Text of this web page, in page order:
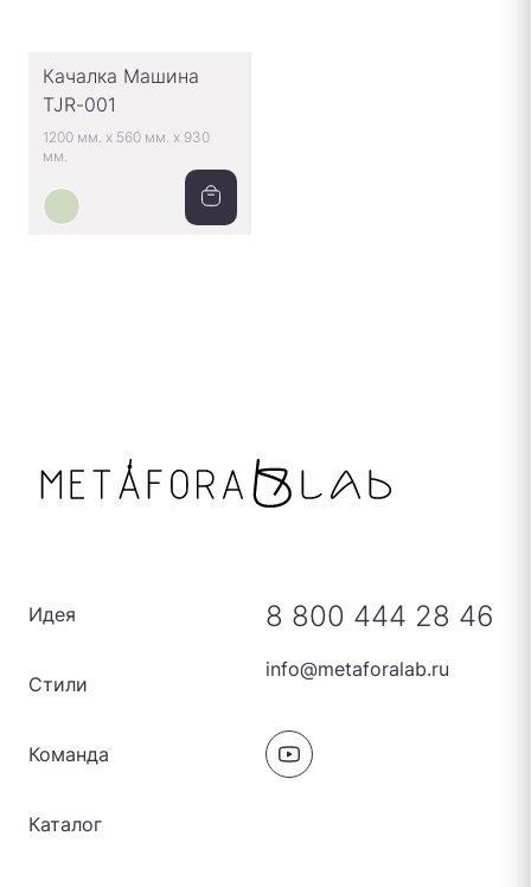
Качалка Машина
TJR-001
1200 мм. x 560 мм. x 930
мм.
Идея
Стили
Команда
Каталог
8 800 444 28 46
info@metaforalab.ru